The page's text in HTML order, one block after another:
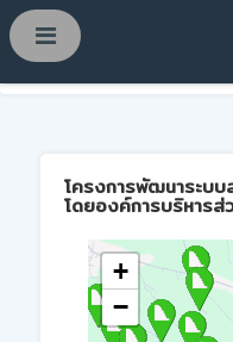
โครงการพัฒนาระบบ
โดยองค์การบริหารส่
+
−